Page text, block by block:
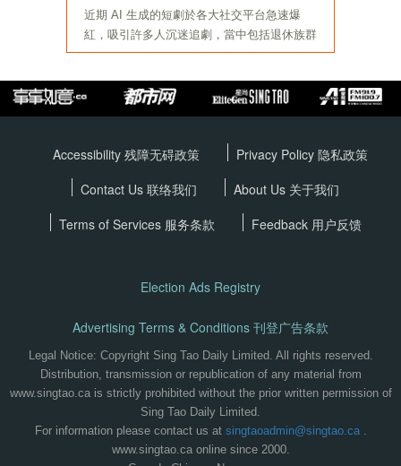
Accessibility 残障无碍政策 Privacy Policy 隐私政策
Contact Us 联络我们
About Us 关于我们
Terms of Services 服务条款 Feedback 用户反馈
Election Ads Registry
Advertising Terms & Conditions 刊登广告条款
Legal Notice: Copyright Sing Tao Daily Limited. All rights reserved.
Distribution, transmission or republication of any material from
www.singtao.ca is strictly prohibited without the prior written permission of
Sing Tao Daily Limited.
For information please contact us at singtaoadmin@singtao.ca.
www.singtao.ca online since 2000.